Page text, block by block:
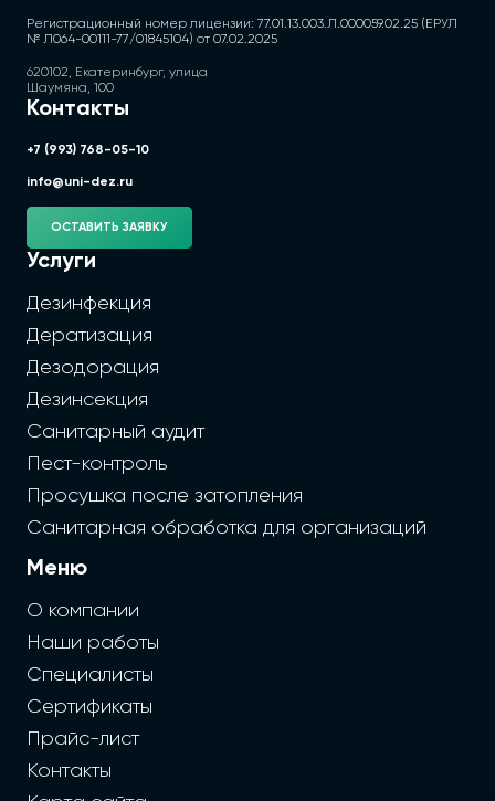
Регистрационный номер лицензии: 77.01.13.003.Л.000059.02.25 (ЕРУЛ
№ Л064-00111-77/01845104) от 07.02.2025
620102, Екатеринбург, улица
Шаумяна, 100
Контакты
+7 (993) 768-05-10
info@uni-dez.ru
ОСТАВИТЬ ЗАЯВКУ
Услуги
Дезинфекция
Дератизация
Дезодорация
Дезинсекция
Санитарный аудит
Пест-контроль
Просушка после затопления
Санитарная обработка для организаций
Меню
О компании
Наши работы
Специалисты
Сертификаты
Прайс-лист
Контакты